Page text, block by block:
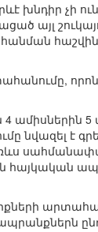
խնդիր չի
այլ
հաշվին
5
է
հայկական